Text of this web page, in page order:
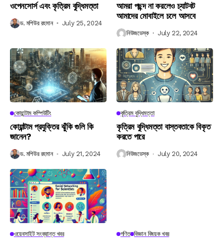
ওপেনসোর্স এবং কৃত্রিম বুদ্ধিমত্তা
ড. মশিউর রহমান July 25, 2024
আমরা পছন্দ না করলেও চ্যাটবট
আমাদের মোবাইলে চলে আসবে
নিউজডেস্ক July 22, 2024
কোয়ান্টাম কম্পিউটিং
কোয়ান্টাম প্রযুক্তির ঝুঁকি গুলি কি
জানেন?
ড. মশিউর রহমান July 21, 2024
কৃত্রিম বুদ্ধিমত্তা
কৃত্রিম বুদ্ধিমত্তা বাস্তবতাকে বিকৃত
করতে পারে
নিউজডেস্ক July 20, 2024
ওয়েবসাইট সংক্রান্ত খবর গণিত বিজ্ঞান বিষয়ক খবর